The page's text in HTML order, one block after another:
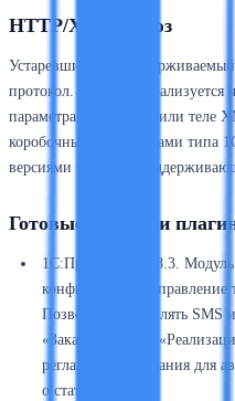
HTTP/XML-шлюз
Устаревший, но поддерживаемый
протокол. Отправка
параметрами в строке или теле
коробочными продуктами типа
версиями CRM, не
Готовые модули и
1С:Предприятие 8.3. Модуль
конфигурации: Управление
Позволяет отправлять SMS
«Заказ клиента»,
регламентные задания для
о статусе заказа.